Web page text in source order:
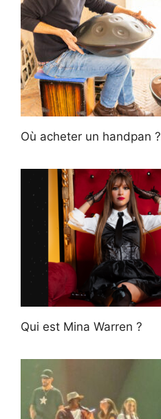
Où acheter un handpan ?
Qui est Mina Warren ?